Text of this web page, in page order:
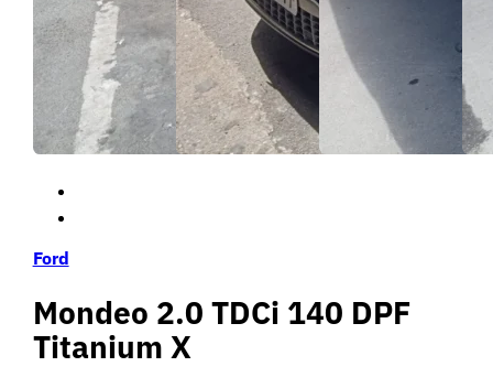
Ford
Mondeo 2.0 TDCi 140 DPF
Titanium X